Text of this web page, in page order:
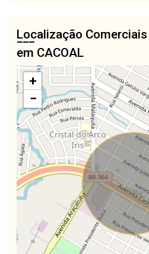
Localização
em CACOAL
+
−